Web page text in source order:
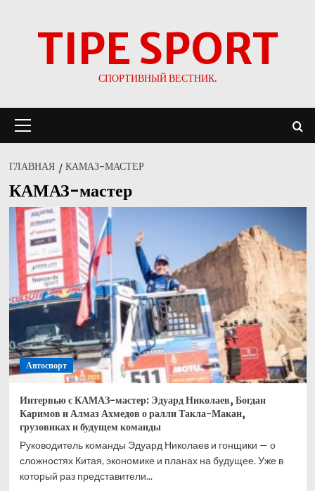
TIPE SPORT
СПОРТИВНЫЙ ВЕСТНИК.
меню
ГЛАВНАЯ КАМАЗ-МАСТЕР
КАМАЗ-мастер
Автоспорт
Интервью с КАМАЗ-мастер: Эдуард Николаев, Богдан
Каримов и Алмаз Ахмедов о ралли Такла-Макан,
грузовиках и будущем команды
Руководитель команды Эдуард Николаев и гонщики — о
сложностях Китая, экономике и планах на будущее. Уже в
который раз представители...